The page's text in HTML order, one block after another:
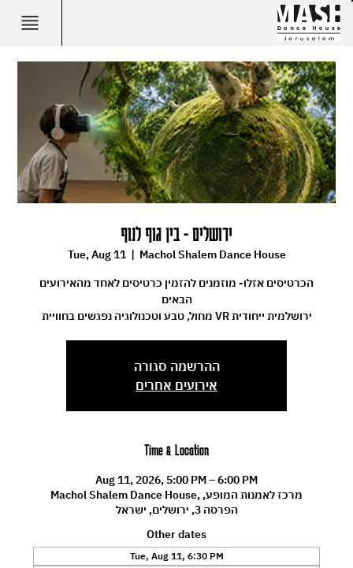
ירושלים - בין גוף לנוף
Tue, Aug 11
  |
Machol Shalem Dance House
הכרטיסים אזלו- מוזמנים להזמין כרטיסים לאחד מהאירועים
הבאים
מחול, טבע וטכנולוגיה נפגשים בחוויית VR ירושלמית ייחודית
ההרשמה סגורה
אירועים אחרים
Time & Location
Aug 11, 2026, 5:00 PM – 6:00 PM
Machol Shalem Dance House, מרכז לאמנות המופע,
הפרסה 3, ירושלים, ישראל
Other dates
Tue, Aug 11, 6:30 PM